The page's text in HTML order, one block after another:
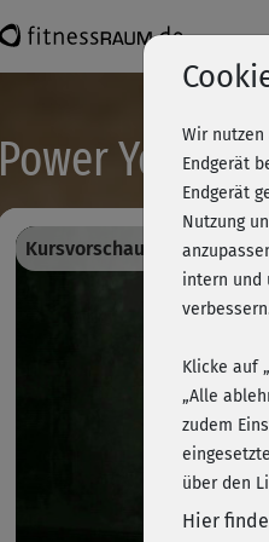
Power Yoga -
Kursvorschau - Anmelden
Wir
Endgerät
Endgerät
Nutzung
intern und
Klicke auf
„Alle
zudem
über den
Hier